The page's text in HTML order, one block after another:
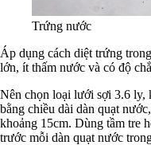
Trứng nước
Áp dụng cách diệt trứng
lớn, ít thấm nước và có độ
Nên chọn loại lưới sợi 3.6 ly,
bằng chiều dài dàn quạt
khoảng 15cm. Dùng tầm tre
trước mỗi dàn quạt nước